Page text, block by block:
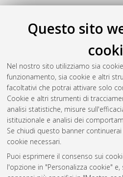
Questo sito
Nel nostro sito utilizziamo sia
funzionamento, sia cookie e altri
facoltativi che potrai attivare solo
Cookie e altri strumenti di
analisi statistiche, misure
istituzionale e analisi dei
Se chiudi questo banner
cookie necessari.
Puoi esprimere il consenso sui
l'opzione in "Personalizza cookie"
G
Ghezzi, Daniele(2020) Microbial
, [Dissertation
Università di Bologna. Dottorato di
e molecolare, 32 Ciclo. DOI
10.48676/unibo/amsdottorato/
Questa lista e' stata
Atom
Rss 1.0